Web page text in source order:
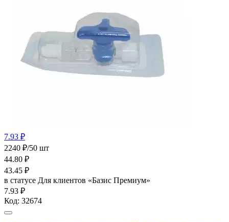
7.93 ₽
2240 ₽/50 шт
44.80 ₽
43.45 ₽
в статусе Для клиентов «Базис Премиум»
7.93 ₽
Код: 32674